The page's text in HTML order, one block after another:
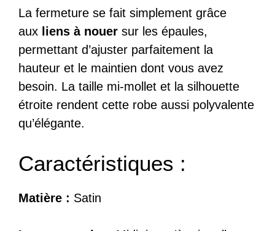
La fermeture se fait simplement grâce
aux liens à nouer sur les épaules,
permettant d’ajuster parfaitement la
hauteur et le maintien dont vous avez
besoin. La taille mi-mollet et la silhouette
étroite rendent cette robe aussi polyvalente
qu’élégante.
Caractéristiques :
Matière : Satin